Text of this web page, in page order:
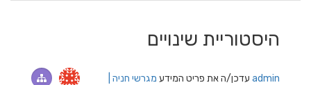
היסטוריית שינויים
admin עדכן/ה את פריט המידע מגרשי חניה |